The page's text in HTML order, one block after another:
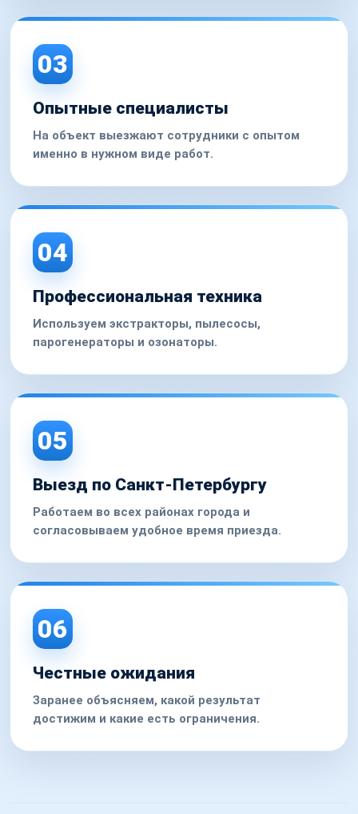
03
Опытные специалисты
На объект выезжают сотрудники с опытом
именно в нужном виде работ.
04
Профессиональная техника
Используем экстракторы, пылесосы,
парогенераторы и озонаторы.
05
Выезд по Санкт-Петербургу
Работаем во всех районах города и
согласовываем удобное время приезда.
06
Честные ожидания
Заранее объясняем, какой результат
достижим и какие есть ограничения.